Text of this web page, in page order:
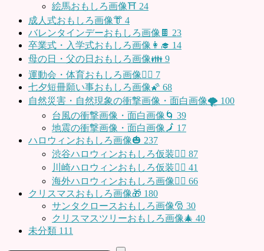
絵馬おもしろ画像⛩ 24
成人式おもしろ画像👘 4
バレンタインデーおもしろ画像🍫 23
卒業式・入学式おもしろ画像👩‍🎓 14
母の日・父の日おもしろ画像👪 9
運動会・体育おもしろ画像🤸‍♂️ 7
七夕短冊願い事おもしろ画像🌠 68
自然災害・自然現象の衝撃画像・面白画像🌪 100
台風の衝撃画像・面白画像🌀 39
地震の衝撃画像・面白画像🗾 17
ハロウィンおもしろ画像🎃 237
渋谷ハロウィンおもしろ仮装👯‍♂️ 87
川崎ハロウィンおもしろ仮装🧞‍♀️ 41
海外ハロウィンおもしろ画像🧛‍♂️ 66
クリスマスおもしろ画像🎁 180
サンタクロースおもしろ画像🎅 30
クリスマスツリーおもしろ画像🎄 40
未分類 111